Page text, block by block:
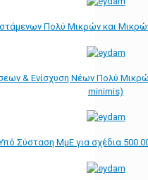
Πολύ Μικρών και
& Ενίσχυση Νέων Πολύ
minimis)
Σύσταση ΜμΕ για σχέδια